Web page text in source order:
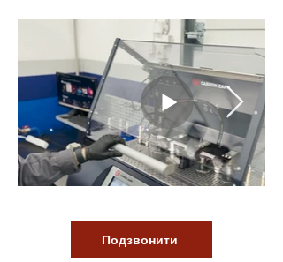
Подзвонити